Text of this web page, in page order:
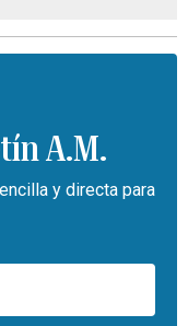
A.M.
y directa para